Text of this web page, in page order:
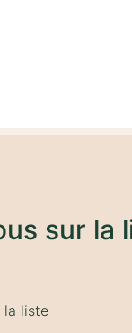
sur la
la liste